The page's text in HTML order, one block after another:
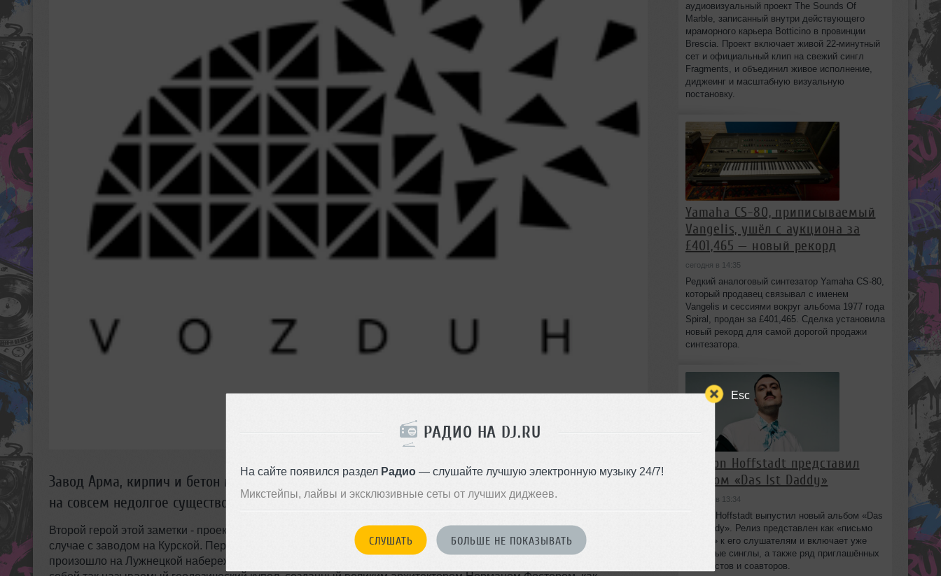
Esc
РАДИО НА DJ.RU
На сайте появился раздел Радио— слушайте лучшую электронную музыку 24/7!
Микстейпы, лайвы и эксклюзивные сеты от лучших диджеев.
СЛУШАТЬ БОЛЬШЕ НЕ ПОКАЗЫВАТЬ
Завод Арма, кирпич и бетон московской клубной индустрии, который навсегда, даже не смотря
на совсем недолгое существование в клубной действительности, вошел в ее историю.
Второй герой этой заметки - проект Vozduh - тоже уже знаком публике, пусть и не столь многочисленной, как в
случае с заводом на Курской. Первое знакомство столичной молодежи и концептуального проекта Воздух
произошло на Лужнецкой набережной. Весь секрет инновации в конструкции заведения. Клуб представляет
аудиовизуальный проект The Sounds Of
Marble, записанный внутри действующего
мраморного карьера Botticino в провинции
Brescia. Проект включает живой 22‑минутный
сет и официальный клип на свежий сингл
Fragments, и объединил живое исполнение,
диджеинг и масштабную визуальную
постановку.
Yamaha CS-80, приписываемый
Vangelis, ушёл с аукциона за
£401,465 — новый рекорд
сегодня в 14:35
Редкий аналоговый синтезатор Yamaha CS-80,
который продавец связывал с именем
Vangelis и сессиями вокруг альбома 1977 года
Spiral, продан за £401,465. Сделка установила
новый рекорд для самой дорогой продажи
синтезатора.
Marlon Hoffstadt представил
альбом «Das Ist Daddy»
сегодня в 13:34
Marlon Hoffstadt выпустил новый альбом «Das
Ist Daddy». Релиз представлен как «письмо
любви» к его слушателям и включает уже
знакомые синглы, а также ряд приглашённых
вокалистов и соавторов.